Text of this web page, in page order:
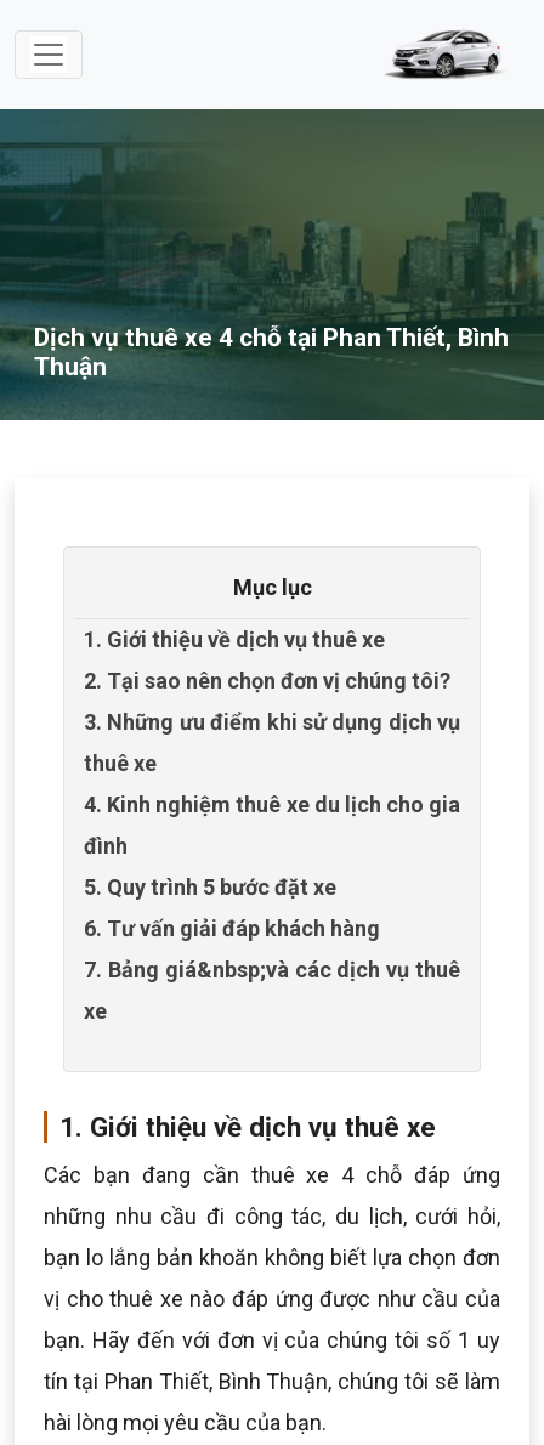
Dịch vụ thuê xe 4 chỗ tại Phan Thiết, Bình
Thuận
Mục lục
1. Giới thiệu về dịch vụ thuê xe
2. Tại sao nên chọn đơn vị chúng tôi?
3. Những ưu điểm khi sử dụng dịch vụ
thuê xe
4. Kinh nghiệm thuê xe du lịch cho gia
đình
5. Quy trình 5 bước đặt xe
6. Tư vấn giải đáp khách hàng
7. Bảng giá&nbsp;và các dịch vụ thuê
xe
1. Giới thiệu về dịch vụ thuê xe
Các bạn đang cần thuê xe 4 chỗ đáp ứng
những nhu cầu đi công tác, du lịch, cưới hỏi,
bạn lo lắng bản khoăn không biết lựa chọn đơn
vị cho thuê xe nào đáp ứng được như cầu của
bạn. Hãy đến với đơn vị của chúng tôi số 1 uy
tín tại Phan Thiết, Bình Thuận, chúng tôi sẽ làm
hài lòng mọi yêu cầu của bạn.